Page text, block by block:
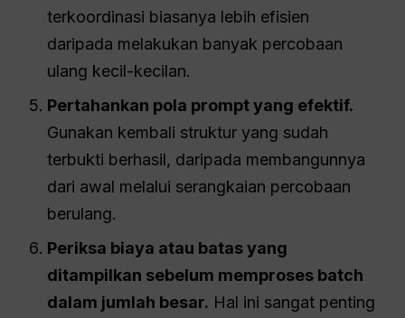
terkoordinasi biasanya lebih efisien
daripada melakukan banyak percobaan
ulang kecil-kecilan.
Pertahankan pola prompt yang efektif.
Gunakan kembali struktur yang sudah
terbukti berhasil, daripada membangunnya
dari awal melalui serangkaian percobaan
berulang.
Periksa biaya atau batas yang
ditampilkan sebelum memproses batch
dalam jumlah besar. Hal ini sangat penting